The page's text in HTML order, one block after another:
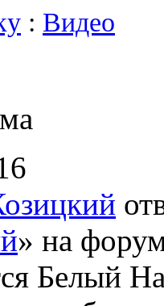
: Видео
» на
Белый